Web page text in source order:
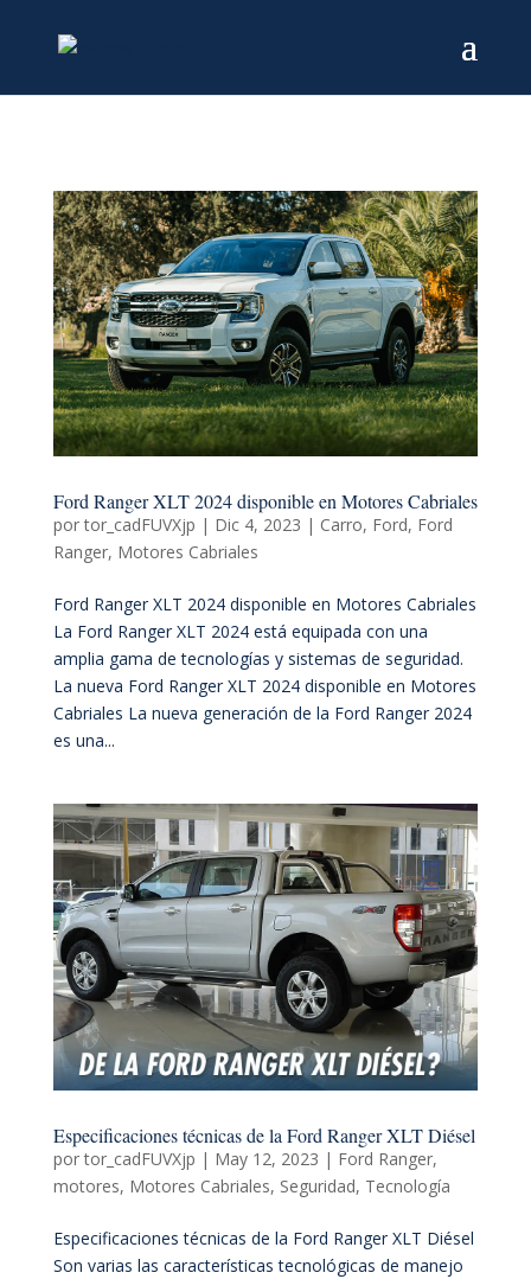
Ford Ranger XLT 2024 disponible en Motores Cabriales
portor_cadFUVXjp | Dic 4, 2023 | Carro, Ford, Ford
Ranger, Motores Cabriales
Ford Ranger XLT 2024 disponible en Motores Cabriales
La Ford Ranger XLT 2024 está equipada con una
amplia gama de tecnologías y sistemas de seguridad.
La nueva Ford Ranger XLT 2024 disponible en Motores
Cabriales La nueva generación de la Ford Ranger 2024
es una...
Especificaciones técnicas de la Ford Ranger XLT Diésel
portor_cadFUVXjp | May 12, 2023 | Ford Ranger,
motores, Motores Cabriales, Seguridad, Tecnología
Especificaciones técnicas de la Ford Ranger XLT Diésel
Son varias las características tecnológicas de manejo